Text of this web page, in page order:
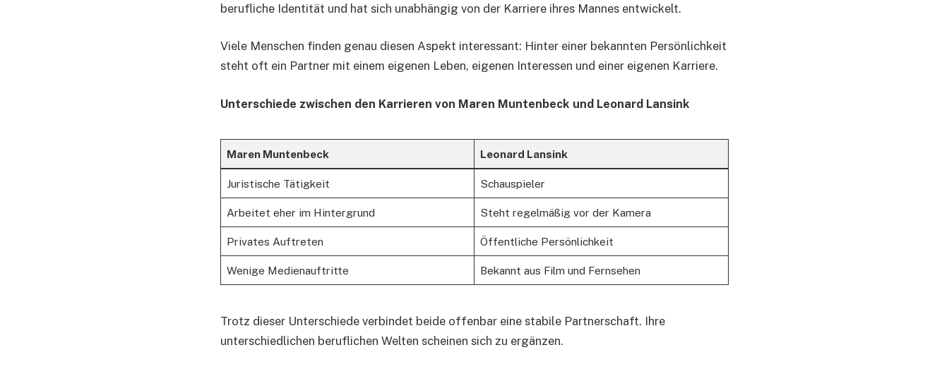
berufliche Identität und hat sich unabhängig von der Karriere ihres Mannes entwickelt.
Viele Menschen finden genau diesen Aspekt interessant: Hinter einer bekannten Persönlichkeit
steht oft ein Partner mit einem eigenen Leben, eigenen Interessen und einer eigenen Karriere.
Unterschiede zwischen den Karrieren von Maren Muntenbeck und Leonard Lansink
Maren Muntenbeck Leonard Lansink
Juristische Tätigkeit Schauspieler
Arbeitet eher im Hintergrund Steht regelmäßig vor der Kamera
Privates Auftreten Öffentliche Persönlichkeit
Wenige Medienauftritte Bekannt aus Film und Fernsehen
Trotz dieser Unterschiede verbindet beide offenbar eine stabile Partnerschaft. Ihre
unterschiedlichen beruflichen Welten scheinen sich zu ergänzen.